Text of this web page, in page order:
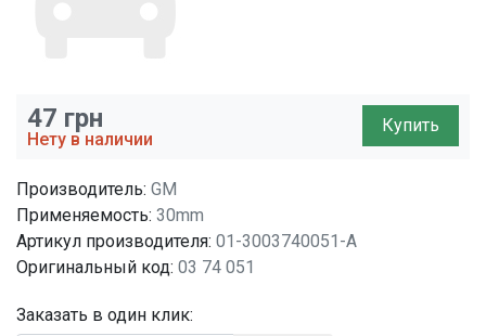
47 грн
Нету в наличии
Купить
Производитель: GM
Применяемость: 30mm
Артикул производителя: 01-3003740051-A
Оригинальный код: 03 74 051
Заказать в один клик: